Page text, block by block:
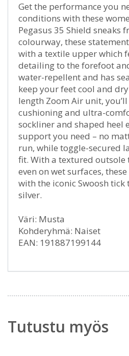
Get the performance you
conditions with these
Pegasus 35 Shield sneaks
colourway, these
with a textile upper which
detailing to the forefoot
water-repellent and has
keep your feet cool and
length Zoom Air unit,
cushioning and ultra-
sockliner and shaped heel
support you need – no
run, while toggle-secured
fit. With a textured outsole
even on wet surfaces,
with the iconic Swoosh
silver.
Väri: Musta
Kohderyhmä: Naiset
EAN: 191887199144
Tutustu myös